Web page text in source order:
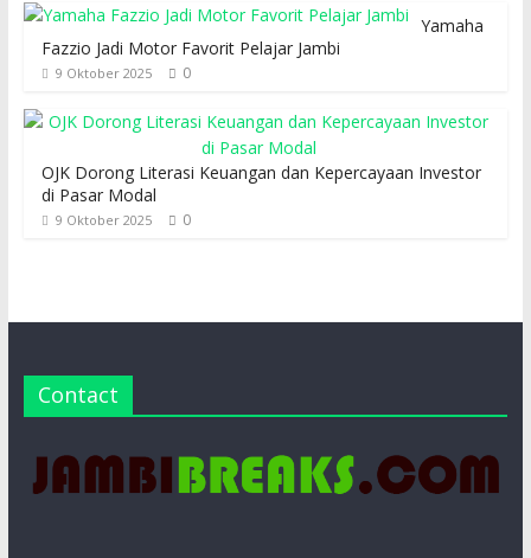
Yamaha
Fazzio Jadi Motor Favorit Pelajar Jambi
9 Oktober 2025 0
OJK Dorong Literasi Keuangan dan Kepercayaan Investor
di Pasar Modal
9 Oktober 2025 0
Contact